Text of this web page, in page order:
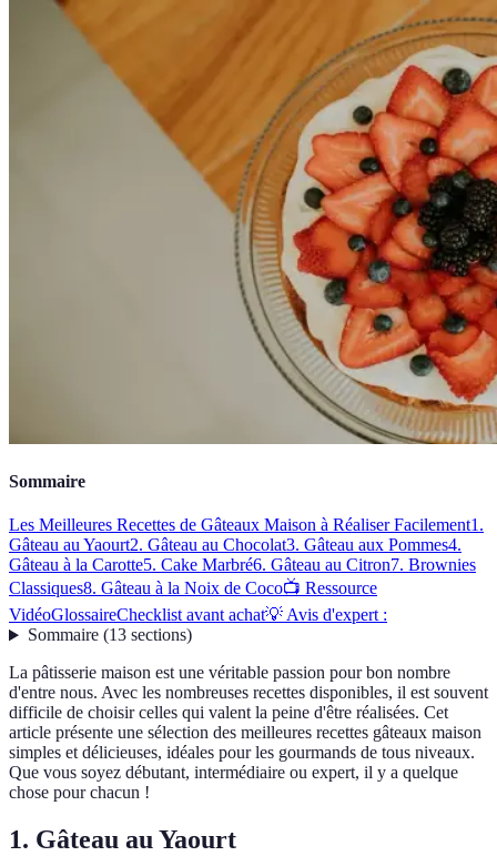
Sommaire
Les Meilleures Recettes de Gâteaux Maison à Réaliser Facilement1.
Gâteau au Yaourt2. Gâteau au Chocolat3. Gâteau aux Pommes4.
Gâteau à la Carotte5. Cake Marbré6. Gâteau au Citron7. Brownies
Classiques8. Gâteau à la Noix de Coco📺 Ressource
VidéoGlossaireChecklist avant achat💡 Avis d'expert :
Sommaire(13 sections)
La pâtisserie maison est une véritable passion pour bon nombre
d'entre nous. Avec les nombreuses recettes disponibles, il est souvent
difficile de choisir celles qui valent la peine d'être réalisées. Cet
article présente une sélection des meilleures recettes gâteaux maison
simples et délicieuses, idéales pour les gourmands de tous niveaux.
Que vous soyez débutant, intermédiaire ou expert, il y a quelque
chose pour chacun !
1. Gâteau au Yaourt